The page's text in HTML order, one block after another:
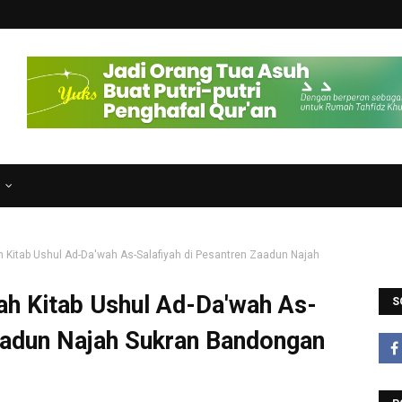
Kitab Ushul Ad-Da'wah As-Salafiyah di Pesantren Zaadun Najah
Kitab Ushul Ad-Da'wah As-
Najah Sukran Bandongan